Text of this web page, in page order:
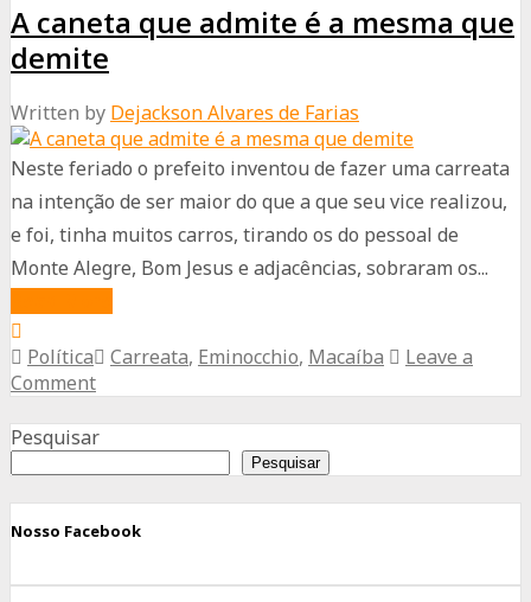
A caneta que admite é a mesma que
demite
Written by Dejackson Alvares de Farias
Neste feriado o prefeito inventou de fazer uma carreata
na intenção de ser maior do que a que seu vice realizou,
e foi, tinha muitos carros, tirando os do pessoal de
Monte Alegre, Bom Jesus e adjacências, sobraram os...
caneta
que
admite
a
mesma
Política Carreata, Eminocchio, Macaíba
Leave a
Comment
Pesquisar
Pesquisar
Nosso Facebook